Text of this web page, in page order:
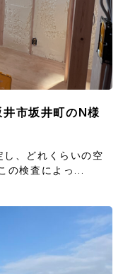
井市坂井町のN様
、どれくらいの空
の検査によっ...